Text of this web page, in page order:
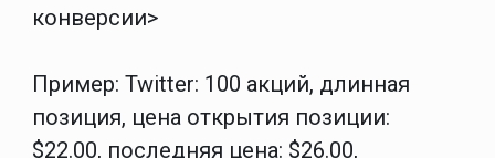
конверсии>
Пример: Twitter: 100 акций, длинная
позиция, цена открытия позиции:
$22.00, последняя цена: $26.00,